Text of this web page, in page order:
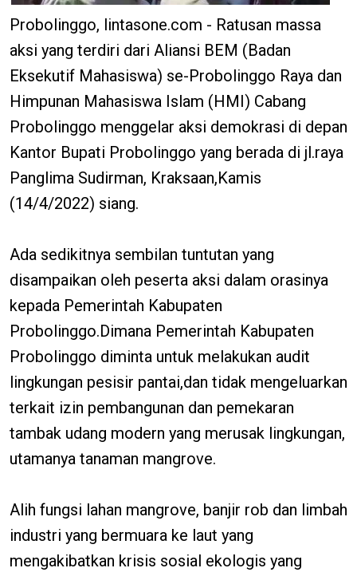
Probolinggo, lintasone.com - Ratusan massa
aksi yang terdiri dari Aliansi BEM (Badan
Eksekutif Mahasiswa) se-Probolinggo Raya dan
Himpunan Mahasiswa Islam (HMI) Cabang
Probolinggo menggelar aksi demokrasi di depan
Kantor Bupati Probolinggo yang berada di jl.raya
Panglima Sudirman, Kraksaan,Kamis
(14/4/2022) siang.
Ada sedikitnya sembilan tuntutan yang
disampaikan oleh peserta aksi dalam orasinya
kepada Pemerintah Kabupaten
Probolinggo.Dimana Pemerintah Kabupaten
Probolinggo diminta untuk melakukan audit
lingkungan pesisir pantai,dan tidak mengeluarkan
terkait izin pembangunan dan pemekaran
tambak udang modern yang merusak lingkungan,
utamanya tanaman mangrove.
Alih fungsi lahan mangrove, banjir rob dan limbah
industri yang bermuara ke laut yang
mengakibatkan krisis sosial ekologis yang